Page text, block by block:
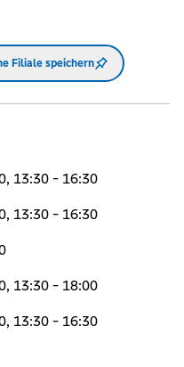
Filiale speichern
13:30 - 16:30
13:30 - 16:30
13:30 - 18:00
13:30 - 16:30